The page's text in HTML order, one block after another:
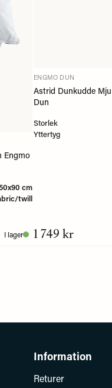
Engmo
cm
twill
I lager
ENGMO DUN
Astrid Dunkudde
Dun
Storlek
Yttertyg
1 749 kr
Information
Returer